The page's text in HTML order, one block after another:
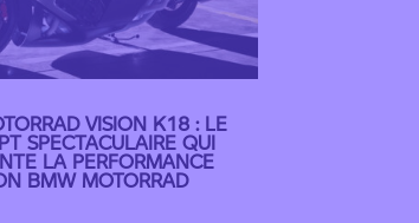
VISION K18 : LE
SPECTACULAIRE QUI
LA PERFORMANCE
BMW MOTORRAD